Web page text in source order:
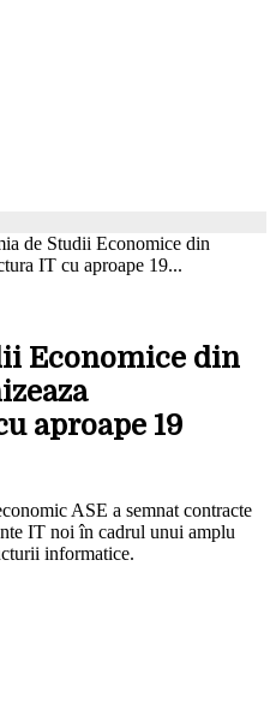
de Studii Economice din
IT cu aproape 19...
Economice din
aproape 19
ASE a semnat contracte
IT noi în cadrul unui amplu
informatice.